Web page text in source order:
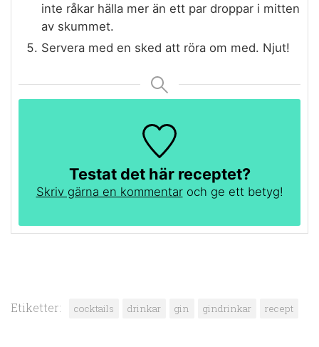
inte råkar hälla mer än ett par droppar i mitten
av skummet.
Servera med en sked att röra om med. Njut!
Testat det här receptet?
Skriv gärna en kommentaroch ge ett betyg!
Etiketter: cocktails drinkar gin gindrinkar recept